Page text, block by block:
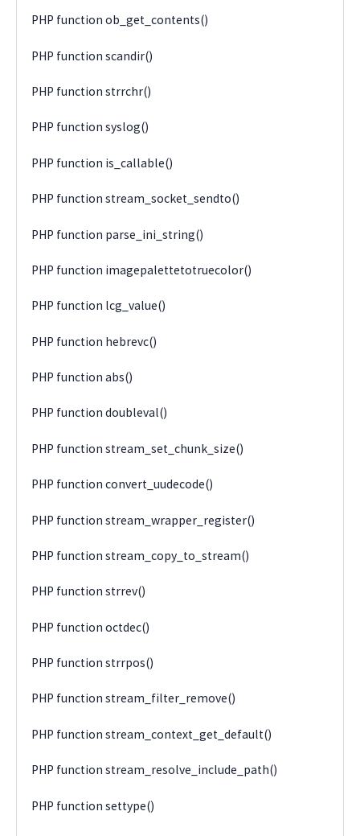
PHP function ob_get_contents()
PHP function scandir()
PHP function strrchr()
PHP function syslog()
PHP function is_callable()
PHP function stream_socket_sendto()
PHP function parse_ini_string()
PHP function imagepalettetotruecolor()
PHP function lcg_value()
PHP function hebrevc()
PHP function abs()
PHP function doubleval()
PHP function stream_set_chunk_size()
PHP function convert_uudecode()
PHP function stream_wrapper_register()
PHP function stream_copy_to_stream()
PHP function strrev()
PHP function octdec()
PHP function strrpos()
PHP function stream_filter_remove()
PHP function stream_context_get_default()
PHP function stream_resolve_include_path()
PHP function settype()